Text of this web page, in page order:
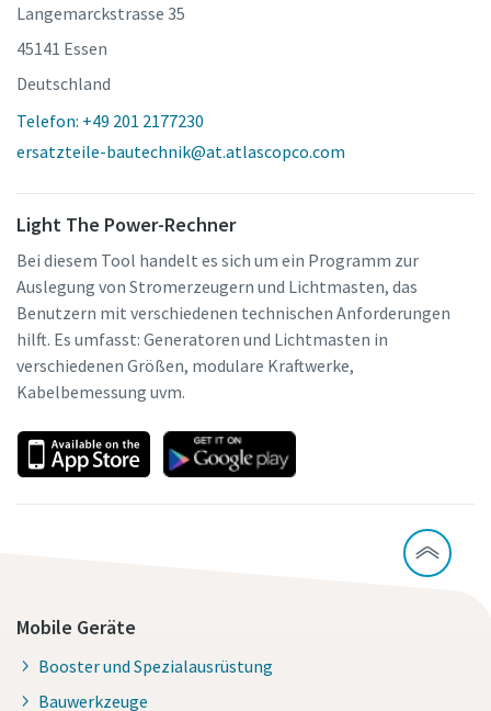
Langemarckstrasse 35
45141 Essen
Deutschland
Telefon: +49 201 2177230
ersatzteile-bautechnik@at.atlascopco.com
Light The Power-Rechner
Bei diesem Tool handelt es sich um ein Programm zur
Auslegung von Stromerzeugern und Lichtmasten, das
Benutzern mit verschiedenen technischen Anforderungen
hilft. Es umfasst: Generatoren und Lichtmasten in
verschiedenen Größen, modulare Kraftwerke,
Kabelbemessung uvm.
Mobile Geräte
Booster und Spezialausrüstung
Bauwerkzeuge